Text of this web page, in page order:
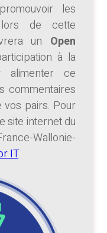
les
lors de cette
un Open
à la
alimenter ce
commentaires
vos pairs. Pour
site internet du
Wallonie-
IT.